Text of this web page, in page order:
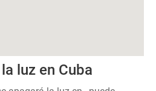
luz en Cuba